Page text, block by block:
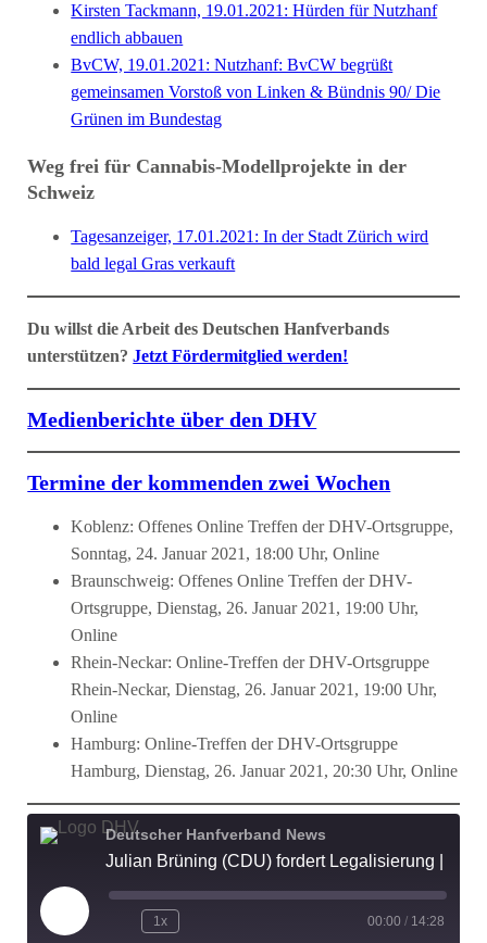
Kirsten Tackmann, 19.01.2021: Hürden für Nutzhanf
endlich abbauen
BvCW, 19.01.2021: Nutzhanf: BvCW begrüßt
gemeinsamen Vorstoß von Linken & Bündnis 90/ Die
Grünen im Bundestag
Weg frei für Cannabis-Modellprojekte in der
Schweiz
Tagesanzeiger, 17.01.2021: In der Stadt Zürich wird
bald legal Gras verkauft
Du willst die Arbeit des Deutschen Hanfverbands
unterstützen?Jetzt Fördermitglied werden!
Medienberichte über den DHV
Termine der kommenden zwei Wochen
Koblenz: Offenes Online Treffen der DHV-Ortsgruppe,
Sonntag, 24. Januar 2021, 18:00 Uhr, Online
Braunschweig: Offenes Online Treffen der DHV-
Ortsgruppe, Dienstag, 26. Januar 2021, 19:00 Uhr,
Online
Rhein-Neckar: Online-Treffen der DHV-Ortsgruppe
Rhein-Neckar, Dienstag, 26. Januar 2021, 19:00 Uhr,
Online
Hamburg: Online-Treffen der DHV-Ortsgruppe
Hamburg, Dienstag, 26. Januar 2021, 20:30 Uhr, Online
Deutscher Hanfverband News
Play
Episode
1x 00:00 / 14:28